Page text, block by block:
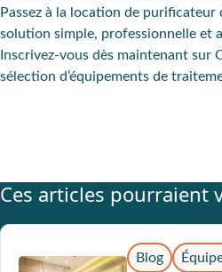
Passez à la location de
solution simple, professionnelle et
Inscrivez-vous dès maintenant
sélection d’équipements de
Ces articles pourraient
Blog